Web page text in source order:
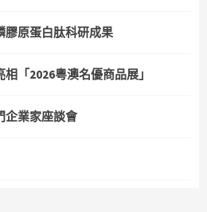
膠原蛋白肽科研成果
「2026粵澳名優商品展」
企業家座談會